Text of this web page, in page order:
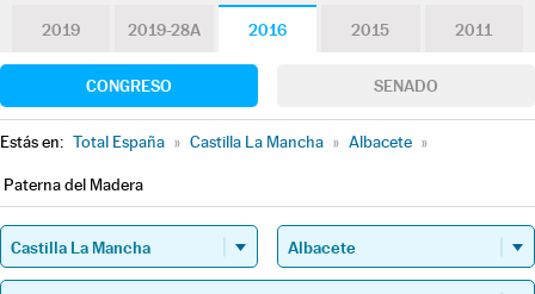
2019 2019-28A 2016 2015 2011
CONGRESO SENADO
Estás en: Total España » Castilla La Mancha » Albacete »
Paterna del Madera